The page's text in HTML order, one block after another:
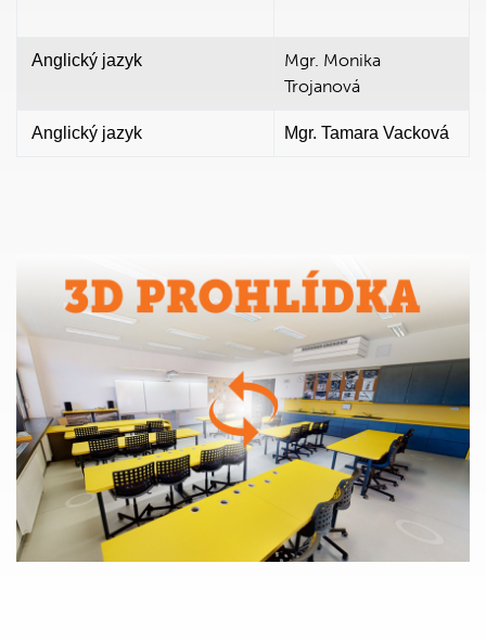
Anglický jazyk
Mgr. Monika
Trojanová
Anglický jazyk Mgr. Tamara Vacková